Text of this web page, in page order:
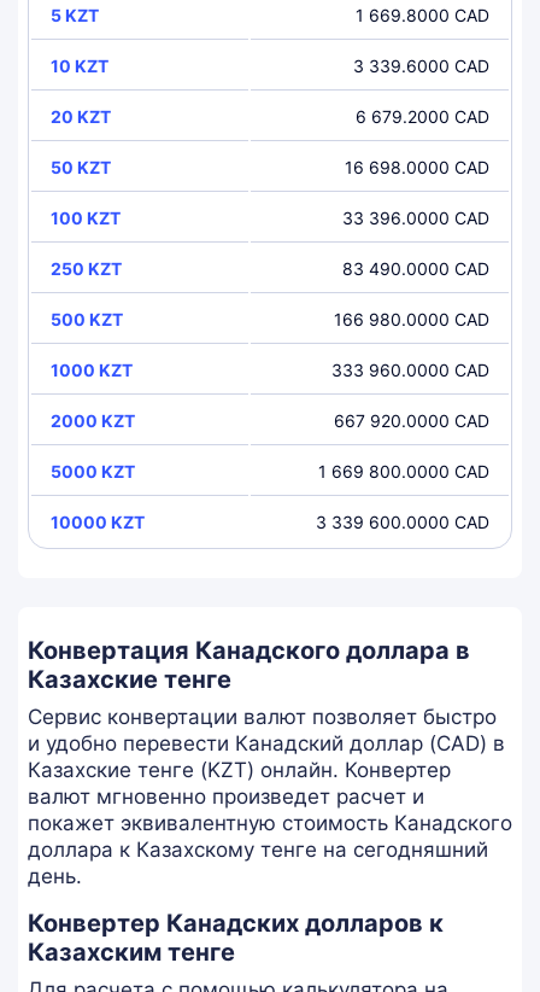
5 KZT 1 669.8000 CAD
10 KZT 3 339.6000 CAD
20 KZT 6 679.2000 CAD
50 KZT 16 698.0000 CAD
100 KZT 33 396.0000 CAD
250 KZT 83 490.0000 CAD
500 KZT 166 980.0000 CAD
1000 KZT 333 960.0000 CAD
2000 KZT 667 920.0000 CAD
5000 KZT 1 669 800.0000 CAD
10000 KZT 3 339 600.0000 CAD
Конвертация Канадского доллара в
Казахские тенге
Сервис конвертации валют позволяет быстро
и удобно перевести Канадский доллар (CAD) в
Казахские тенге (KZT) онлайн. Конвертер
валют мгновенно произведет расчет и
покажет эквивалентную стоимость Канадского
доллара к Казахскому тенге на сегодняшний
день.
Конвертер Канадских долларов к
Казахским тенге